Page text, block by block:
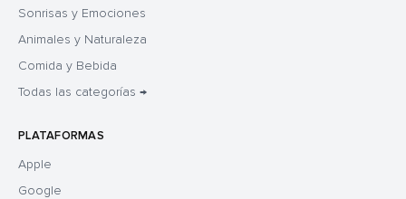
Sonrisas y Emociones
Animales y Naturaleza
Comida y Bebida
Todas las categorías →
PLATAFORMAS
Apple
Google